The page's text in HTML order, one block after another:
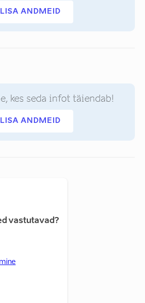
LISA ANDMEID
kes seda infot täiendab!
LISA ANDMEID
vastutavad?